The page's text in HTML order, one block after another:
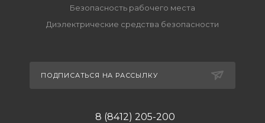
Безопасность рабочего места
Диэлектрические средства безопасности
ПОДПИСАТЬСЯ НА РАССЫЛКУ
8 (8412) 205-200